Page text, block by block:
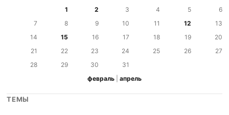
1
2 3 4 5
6
7
8 9 10 11 12
13
14
15 16 17 18 19
20
21
22 23 24 25 26
27
28
29 30
31
февраль
апрель
ТЕМЫ